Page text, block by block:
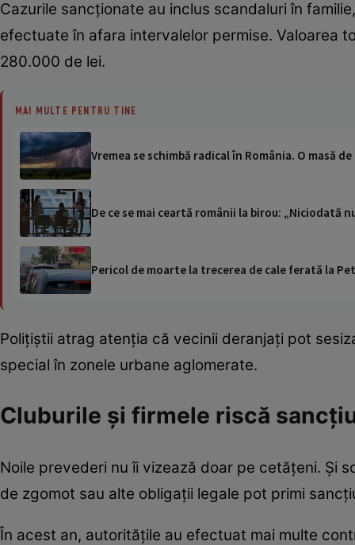
Cazurile sancționate au inclus scandaluri în
efectuate în afara intervalelor permise. Valoarea
280.000 de lei.
MAI MULTE PENTRU TINE
Vremea se schimbă radical în România. O masă
De ce se mai ceartă românii la birou: „Niciodată
Pericol de moarte la trecerea de cale ferată la
Polițiștii atrag atenția că vecinii deranjați pot
special în zonele urbane aglomerate.
Cluburile și firmele riscă
Noile prevederi nu îi vizează doar pe cetățeni. Și
de zgomot sau alte obligații legale pot primi
În acest an, autoritățile au efectuat mai multe